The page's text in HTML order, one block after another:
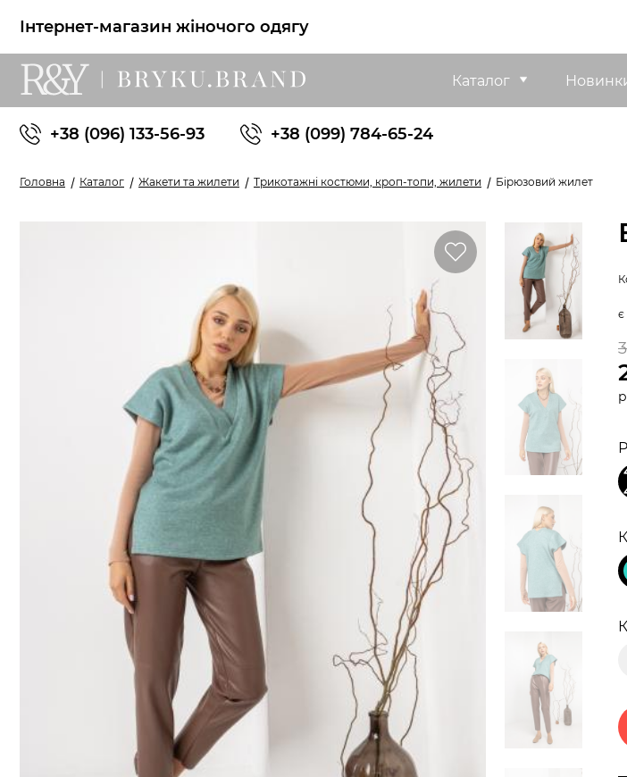
Інтернет-магазин жіночого одягу
Каталог
+38 (096) 133-56-93 +38 (099) 784-65-24
Головна Каталог Жакети та жилети Трикотажні костюми, кроп-топи, жилети Бірюзовий жилет
є